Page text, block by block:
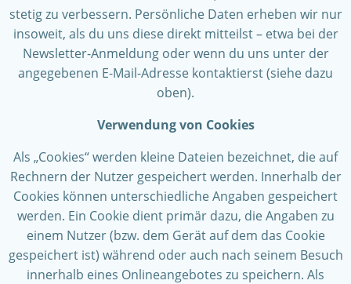
stetig zu verbessern. Persönliche Daten erheben wir nur
insoweit, als du uns diese direkt mitteilst – etwa bei der
Newsletter-Anmeldung oder wenn du uns unter der
angegebenen E-Mail-Adresse kontaktierst (siehe dazu
oben).
Verwendung von Cookies
Als „Cookies“ werden kleine Dateien bezeichnet, die auf
Rechnern der Nutzer gespeichert werden. Innerhalb der
Cookies können unterschiedliche Angaben gespeichert
werden. Ein Cookie dient primär dazu, die Angaben zu
einem Nutzer (bzw. dem Gerät auf dem das Cookie
gespeichert ist) während oder auch nach seinem Besuch
innerhalb eines Onlineangebotes zu speichern. Als